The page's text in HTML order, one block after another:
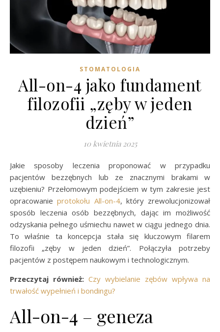
STOMATOLOGIA
All-on-4 jako fundament
filozofii „zęby w jeden
dzień”
10 kwietnia 2025
Jakie sposoby leczenia proponować w przypadku
pacjentów bezzębnych lub ze znacznymi brakami w
uzębieniu? Przełomowym podejściem w tym zakresie jest
opracowanieprotokołu All-on-4, który zrewolucjonizował
sposób leczenia osób bezzębnych, dając im możliwość
odzyskania pełnego uśmiechu nawet w ciągu jednego dnia.
To właśnie ta koncepcja stała się kluczowym filarem
filozofii „zęby w jeden dzień”. Połączyła potrzeby
pacjentów z postępem naukowym i technologicznym.
Przeczytaj również: Czy wybielanie zębów wpływa na
trwałość wypełnień i bondingu?
All-on-4 – geneza